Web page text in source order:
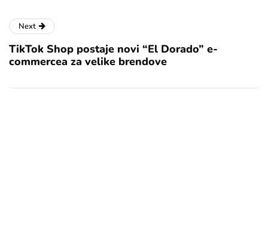
Next
TikTok Shop postaje novi “El Dorado” e-
commercea za velike brendove